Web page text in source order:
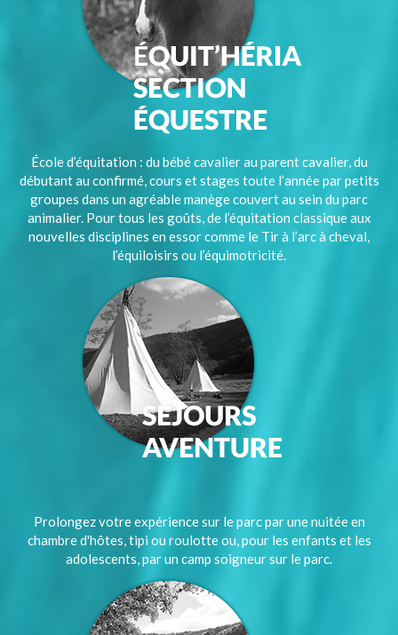
École d’équitation : du bébé cavalier au parent cavalier, du
débutant au confirmé, cours et stages toute l’année par petits
groupes dans un agréable manège couvert au sein du parc
animalier. Pour tous les goûts, de l’équitation classique aux
nouvelles disciplines en essor comme le Tir à l’arc à cheval,
l’équiloisirs ou l’équimotricité.
Prolongez votre expérience sur le parc par une nuitée en
chambre d'hôtes, tipi ou roulotte ou, pour les enfants et les
adolescents, par un camp soigneur sur le parc.